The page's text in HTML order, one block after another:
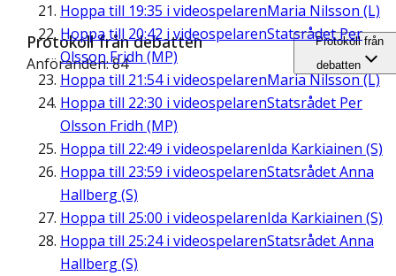
Hoppa till 19:35 i videospelarenMaria Nilsson (L)
Hoppa till 20:42 i videospelarenStatsrådet Per
Olsson Fridh (MP)
Hoppa till 21:54i videospelarenMaria Nilsson (L)
Hoppa till 22:30 i videospelarenStatsrådet Per
Olsson Fridh (MP)
Hoppa till 22:49 i videospelarenIda Karkiainen (S)
Hoppa till 23:59 i videospelarenStatsrådet Anna
Hallberg (S)
Hoppa till 25:00 i videospelarenIda Karkiainen (S)
Hoppa till 25:24i videospelarenStatsrådet Anna
Hallberg (S)
Protokoll från debatten
Anföranden: 84
Protokoll från
debatten